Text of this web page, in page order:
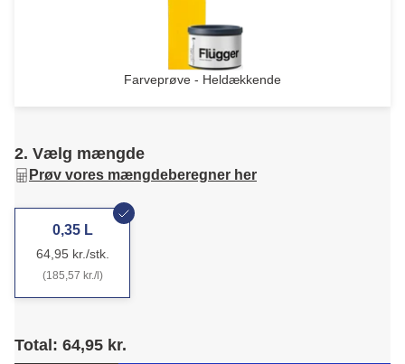
Farveprøve - Heldækkende
2. Vælg mængde
Prøv vores mængdeberegner her
0,35 L
64,95 kr./stk.
(185,57 kr./l)
Total: 64,95 kr.